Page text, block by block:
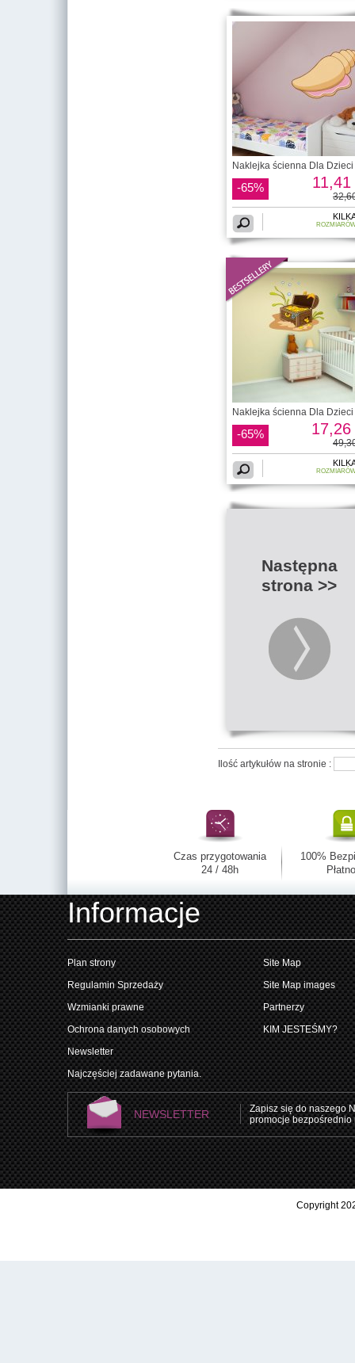
Naklejka ścienna Dla Dzieci
-65% 11,41
Naklejka ścienna Dla Dzieci
-65% 17,26
Następna
strona >>
Ilość artykułów na stronie :
Czas przygotowania
24 / 48h
100%
Informacje
Plan strony
Regulamin Sprzedaży
Wzmianki prawne
Ochrona danych osobowych
Newsletter
Najczęściej zadawane pytania.
Site Map
Site Map images
Partnerzy
KIM JESTEŚMY?
NEWSLETTER
Zapisz się do naszego
promocje bezpośrednio
Copyright